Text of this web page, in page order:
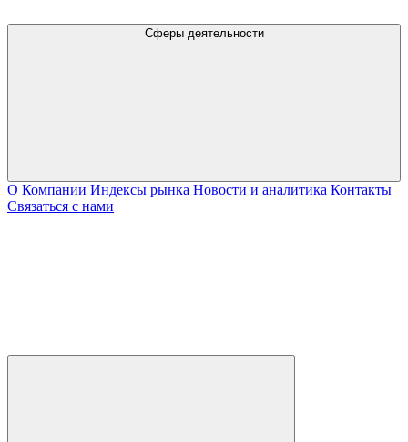
Сферы деятельности
О Компании Индексы рынка Новости и аналитика Контакты
Связаться с нами